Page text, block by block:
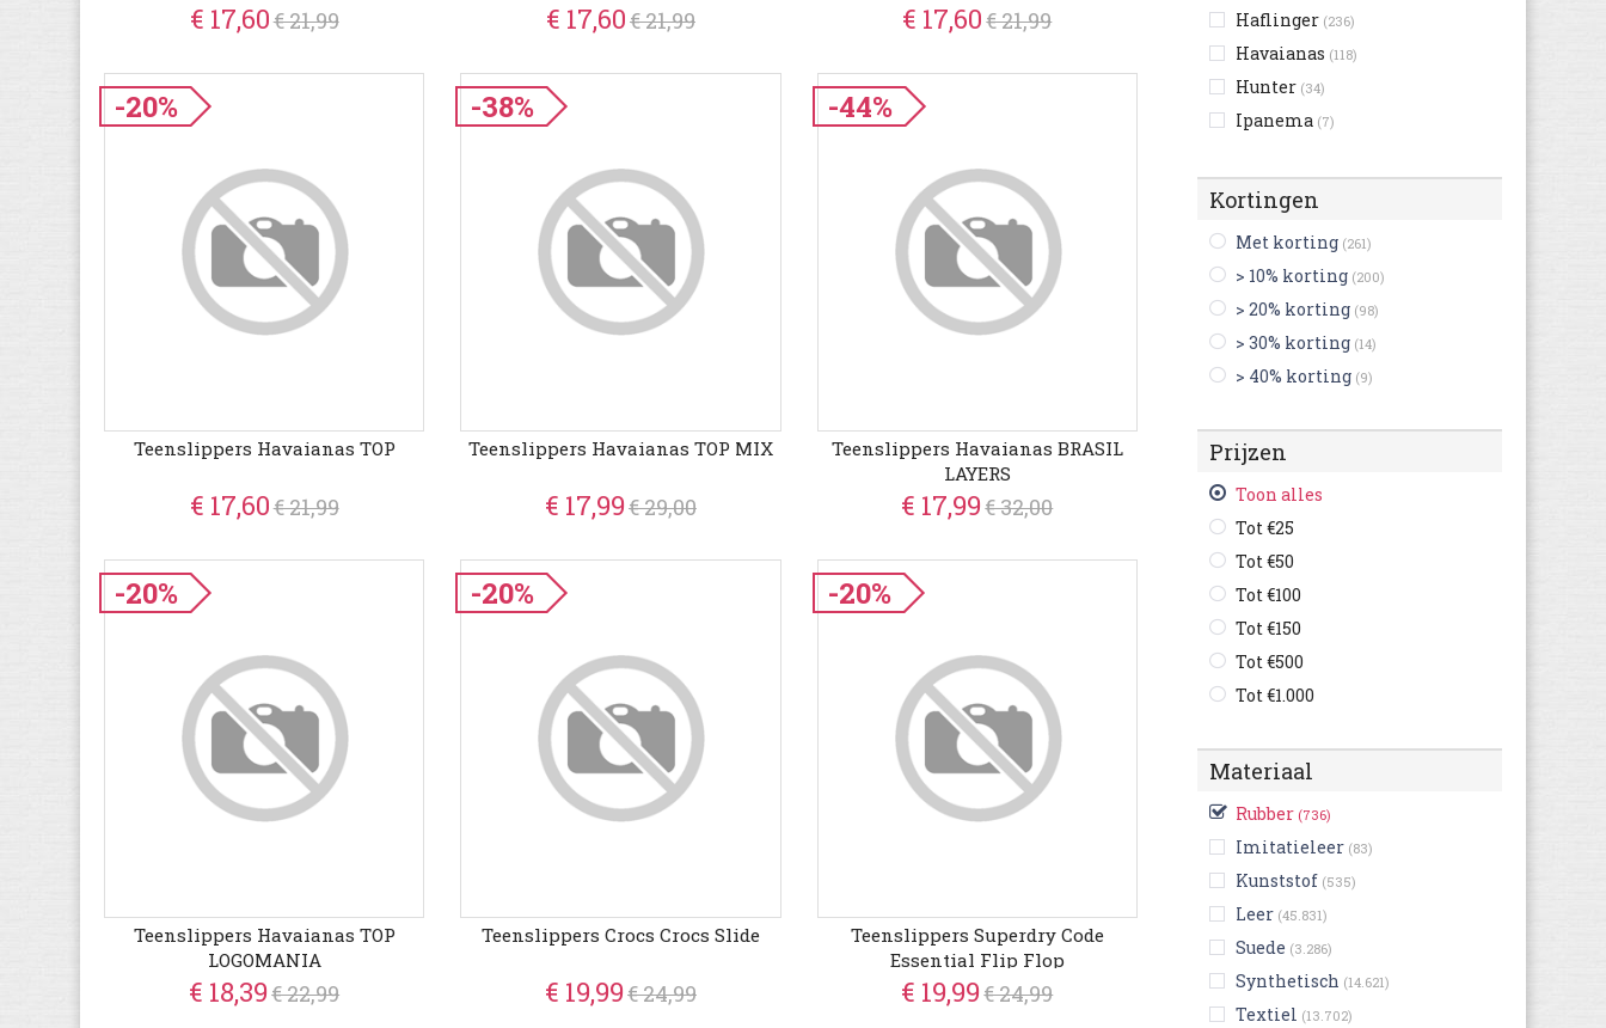
Haflinger (236)
Havaianas (118)
Hunter (34)
Ipanema (7)
Nike
Puma
Quiksilver (4)
Rider
Rip Curl
Skechers
Tommy Hilfiger
Kortingen
Met korting (261)
> 10% korting (200)
> 20% korting (98)
> 30% korting (14)
> 40% korting (9)
Prijzen
Toon alles
Tot €25
Tot €50
Tot €100
Tot €150
Tot €500
Tot €1.000
Materiaal
Rubber (736)
Imitatieleer (83)
Kunststof (535)
Leer (45.831)
Suede (3.286)
Synthetisch (14.621)
Textiel (13.702)
€ 17,60€ 21,99 € 17,60€ 21,99 € 17,60€ 21,99
-20%
Teenslippers Havaianas TOP
€ 17,60€ 21,99
-38%
Teenslippers Havaianas TOP MIX
€ 17,99€ 29,00
-44%
Teenslippers Havaianas BRASIL
LAYERS
€ 17,99€ 32,00
-20%
Teenslippers Havaianas TOP
LOGOMANIA
€ 18,39€ 22,99
-20%
Teenslippers Crocs Crocs Slide
€ 19,99€ 24,99
-20%
Teenslippers Superdry Code
Essential Flip Flop
€ 19,99€ 24,99